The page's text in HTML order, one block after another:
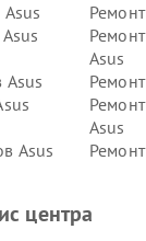
Asus
Asus
Asus
Asus
центра